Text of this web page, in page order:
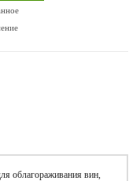
облагораживания вин,